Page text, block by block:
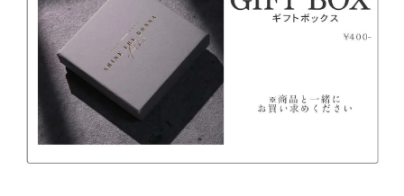
を添付しチャットからお問い合わせください。
◆不良品・誤配送の場合以外のお客様都合によるキャ
ンセル・返品はお受けできません。